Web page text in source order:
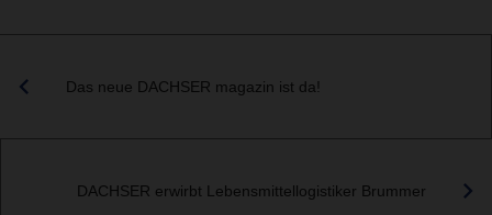
Das neue DACHSER magazin ist da!
DACHSER erwirbt Lebensmittellogistiker Brummer